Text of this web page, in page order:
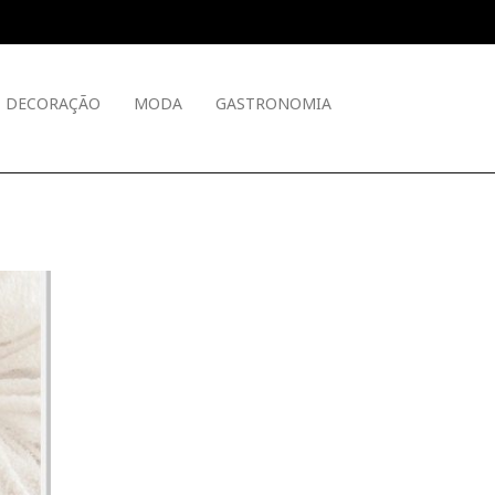
DECORAÇÃO MODA GASTRONOMIA